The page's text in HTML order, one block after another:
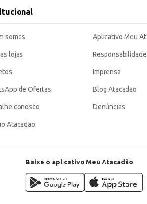
para diferentes necessidades, seja
somos
lojas
de Ofertas
conosco
Atacadão
Aplicativo Meu
Imprensa
Blog Atacadão
Denúncias
Baixe o aplicativo Meu Atacadão